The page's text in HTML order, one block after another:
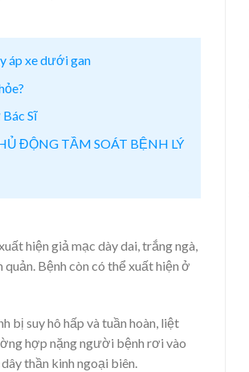
áp xe dưới gan
Sĩ
ĐỘNG TẦM SOÁT BỆNH LÝ
hiện giả mạc dày dai, trắng ngà,
quản. Bệnh còn có thể xuất hiện ở
bị suy hô hấp và tuần hoàn, liệt
hợp nặng người bệnh rơi vào
thần kinh ngoại biên.